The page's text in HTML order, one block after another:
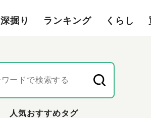
深掘り ランキング くらし
人気おすすめタグ